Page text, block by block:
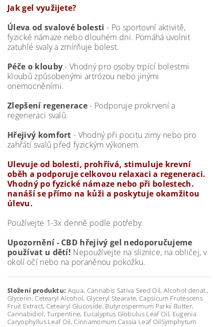
Jak gel využijete?
Úleva od svalové bolesti - Po sportovní aktivitě,
fyzické námaze nebo dlouhém dni. Pomáhá uvolnit
zatuhlé svaly a zmírňuje bolest.
Péče o klouby- Vhodný pro osoby trpící bolestmi
kloubů způsobenými artrózou nebo jinými
onemocněními.
Zlepšení regenerace- Podporuje prokrvení a
regeneraci svalů.
Hřejivý komfort - Vhodný při pocitu zimy nebo pro
zahřátí svalů před fyzickým výkonem.
Ulevuje od bolesti, prohřívá, stimuluje krevní
oběh a podporuje celkovou relaxaci a regeneraci.
Vhodný po fyzické námaze nebo při bolestech.
nanáší se přímo na kůži a poskytuje okamžitou
úlevu.
Používejte 1-3x denně podle potřeby.
Upozornění - CBD hřejivý gel nedoporučujeme
používat u dětí! Nepoužívejte na sliznice, na obličej, v
okolí očí nebo na poraněnou pokožku.
Složení produktu: Aqua, Cannabis Sativa Seed Oil, Alcohol denat.,
Glycerin, Cetearyl Alcohol, Glyceryl Stearate, Capsicum Frutescens
Fruit Extract, Cetearyl Glucoside, Butyrospermum Parkii Butter,
Cannabidiol, Turpentine, Eucalyptus Globulus Leaf Oil, Eugenia
Caryophyllus Leaf Oil, Cinnamomum Cassia Leaf OilSymphytum